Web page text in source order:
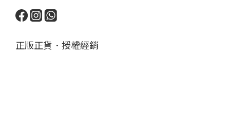
正版正貨．授權經銷